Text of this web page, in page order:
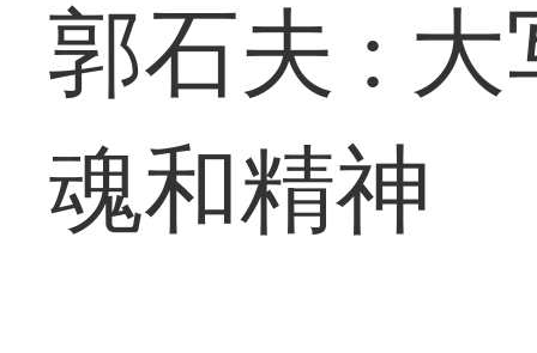
郭石夫 :
魂和精神